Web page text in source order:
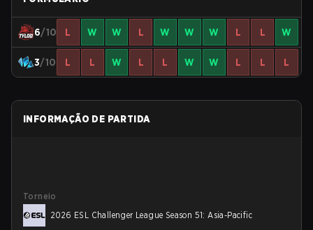
6/10 L W W L W W W L L W
3/10 L L W L L W W L L L
INFORMAÇÃO DE PARTIDA
Torneio
2026 ESL Challenger League Season 51: Asia-Pacific